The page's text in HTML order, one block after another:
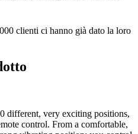
clienti ci hanno già dato la loro
different, very exciting positions,
control. From a comfortable,